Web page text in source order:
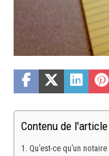
Contenu de l'article
Qu’est-ce qu’un notaire